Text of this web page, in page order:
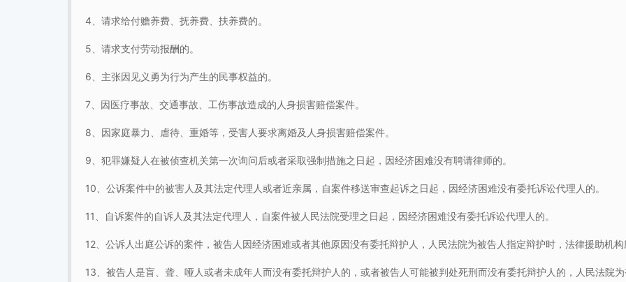
4、请求给付赡养费、抚养费、扶养费的。
5、请求支付劳动报酬的。
6、主张因见义勇为行为产生的民事权益的。
7、因医疗事故、交通事故、工伤事故造成的人身损害赔偿案件。
8、因家庭暴力、虐待、重婚等，受害人要求离婚及人身损害赔偿案件。
9、犯罪嫌疑人在被侦查机关第一次询问后或者采取强制措施之日起，因经济困难没有聘请律师的。
10、公诉案件中的被害人及其法定代理人或者近亲属，自案件移送审查起诉之日起，因经济困难没有委托诉讼代理人的。
11、自诉案件的自诉人及其法定代理人，自案件被人民法院受理之日起，因经济困难没有委托诉讼代理人的。
12、公诉人出庭公诉的案件，被告人因经济困难或者其他原因没有委托辩护人，人民法院为被告人指定辩护时，法律援助机
13、被告人是盲、聋、哑人或者未成年人而没有委托辩护人的，或者被告人可能被判处死刑而没有委托辩护人的，人民法院